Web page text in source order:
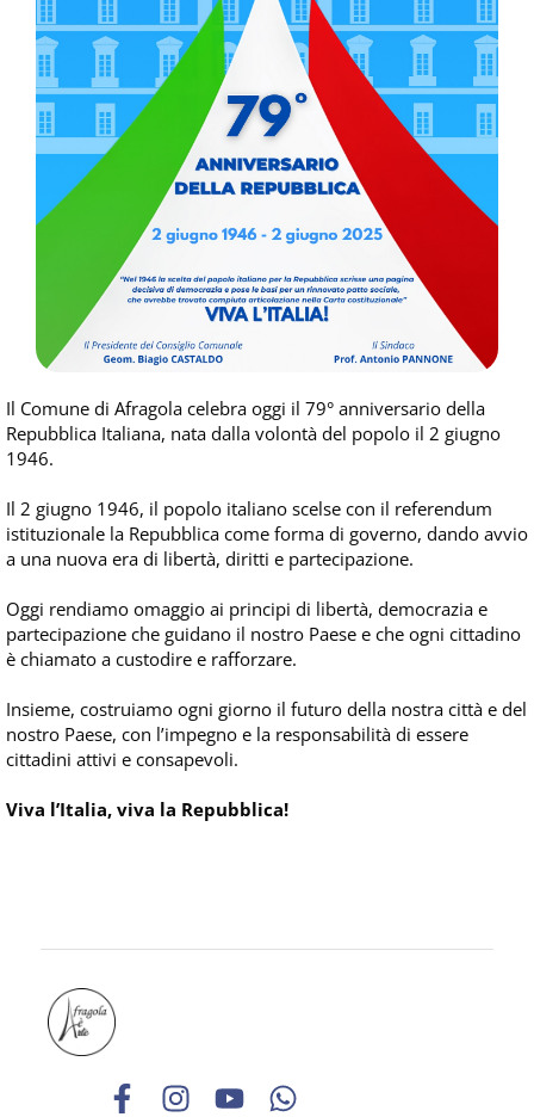
Il Comune di Afragola celebra oggi il 79° anniversario della
Repubblica Italiana, nata dalla volontà del popolo il 2 giugno
1946.
Il 2 giugno 1946, il popolo italiano scelse con il referendum
istituzionale la Repubblica come forma di governo, dando avvio
a una nuova era di libertà, diritti e partecipazione.
Oggi rendiamo omaggio ai principi di libertà, democrazia e
partecipazione che guidano il nostro Paese e che ogni cittadino
è chiamato a custodire e rafforzare.
Insieme, costruiamo ogni giorno il futuro della nostra città e del
nostro Paese, con l’impegno e la responsabilità di essere
cittadini attivi e consapevoli.
Viva l’Italia, viva la Repubblica!